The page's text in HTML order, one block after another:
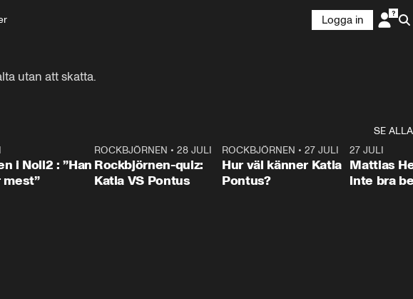
Logga in
utan att skatta.
SE ALLA
i Noll2 : ”Han
mest”
0:15
ROCKBJÖRNEN • 28 JULI
Rockbjörnen-quiz:
Katia VS Pontus
0:46
ROCKBJÖRNEN •27 JULI
Hur väl känner Katia
Pontus?
27 JULI
Mattias
inte bra